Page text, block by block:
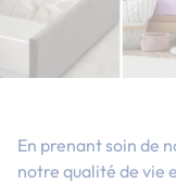
En prenant soin de
notre qualité de vie